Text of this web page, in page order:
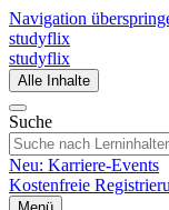
Navigation
studyflix
studyflix
Alle Inhalte
Suche
Neu: Karriere-Events
Kostenfreie